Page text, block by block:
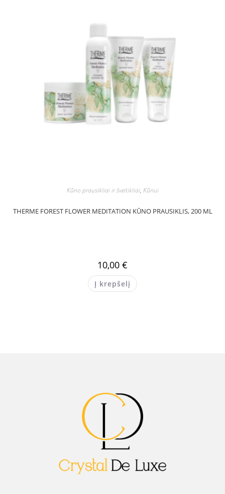
Kūno prausikliai ir šveitikliai, Kūnui
THERME FOREST FLOWER MEDITATION KŪNO PRAUSIKLIS, 200 ML
10,00 €
Į krepšelį